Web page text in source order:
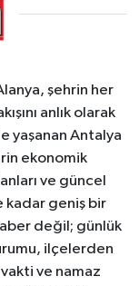
şehrin her
anlık olarak
yaşanan Antalya
ekonomik
ve güncel
kadar geniş bir
değil; günlük
ilçelerden
ve namaz